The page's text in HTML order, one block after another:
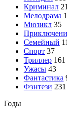
Криминал
Мелодрама
Мюзикл 35
Семейный 11
Спорт 37
Триллер 161
Ужасы 43
Фантастика
Фэнтези 231
Годы